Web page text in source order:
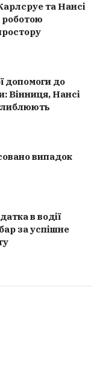
та Нансі
роботою
допомоги до
Вінниця, Нансі
випадок
в водії
за успішне